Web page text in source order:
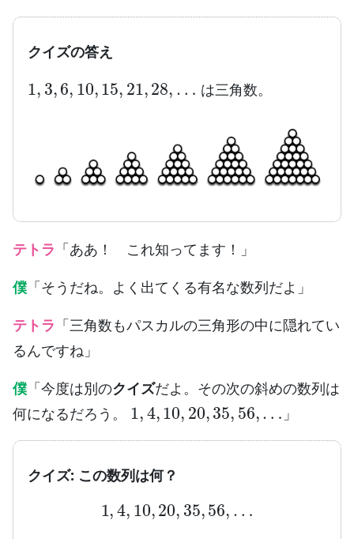
クイズの答え
は三角数。
テトラ 「ああ！ これ知ってます！」
僕 「そうだね。よく出てくる有名な数列だよ」
テトラ 「三角数もパスカルの三角形の中に隠れてい
るんですね」
僕 「今度は別のクイズだよ。その次の斜めの数列は
何になるだろう。
1 ,4,10,20 ,35,56,…
」
クイズ: この数列は何？
1,4 ,10 ,20 ,35 56